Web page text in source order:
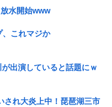
水開始www
、これマジか
出演していると話題にｗ
され大炎上中！琵琶湖三市